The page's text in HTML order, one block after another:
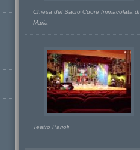
Chiesa del Sacro Cuore Immacolata di
Maria
Teatro Parioli